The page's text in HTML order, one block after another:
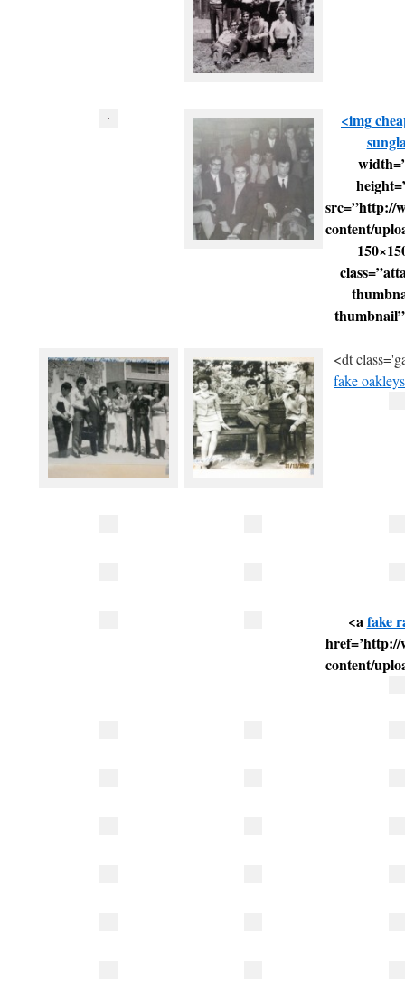
<img
src=”http://
content/
<dt
fake oakleys
<afake
content/